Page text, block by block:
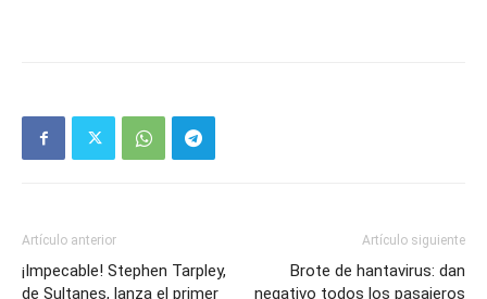
Artículo anterior
¡Impecable! Stephen Tarpley,
de Sultanes, lanza el primer
Artículo siguiente
Brote de hantavirus: dan
negativo todos los pasajeros